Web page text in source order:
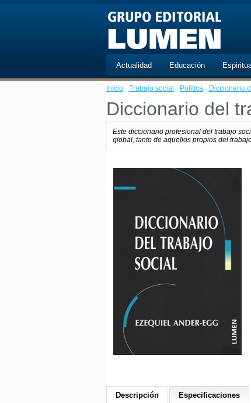
Actualidad Educación
Inicio · Trabajo social · Política · Diccionario
Diccionario del
Este diccionario profesional del trabajo
global, tanto de aquellos propios del
Descripción Especificaciones